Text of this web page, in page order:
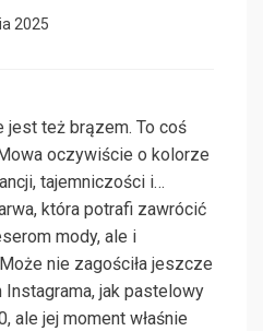
2025
jest też brązem. To coś
oczywiście o kolorze
tajemniczości i…
która potrafi zawrócić
mody, ale i
nie zagościła jeszcze
jak pastelowy
ale jej moment właśnie